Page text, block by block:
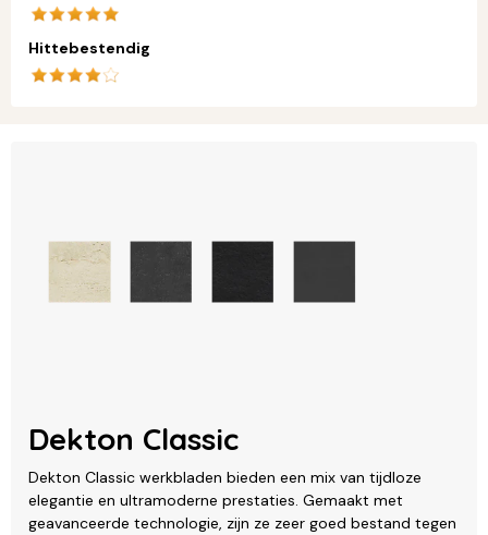
Hittebestendig
Dekton Classic
Dekton Classic werkbladen bieden een mix van tijdloze
elegantie en ultramoderne prestaties. Gemaakt met
geavanceerde technologie, zijn ze zeer goed bestand tegen